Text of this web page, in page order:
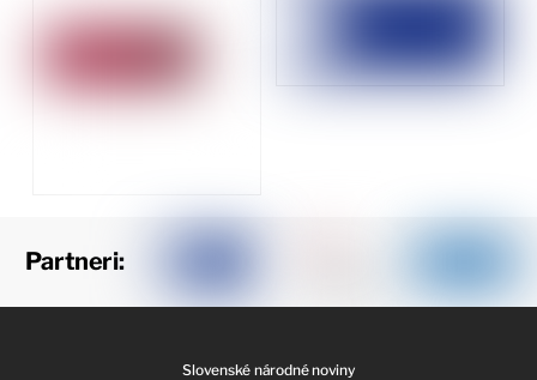
Partneri:
Slovenské národné noviny